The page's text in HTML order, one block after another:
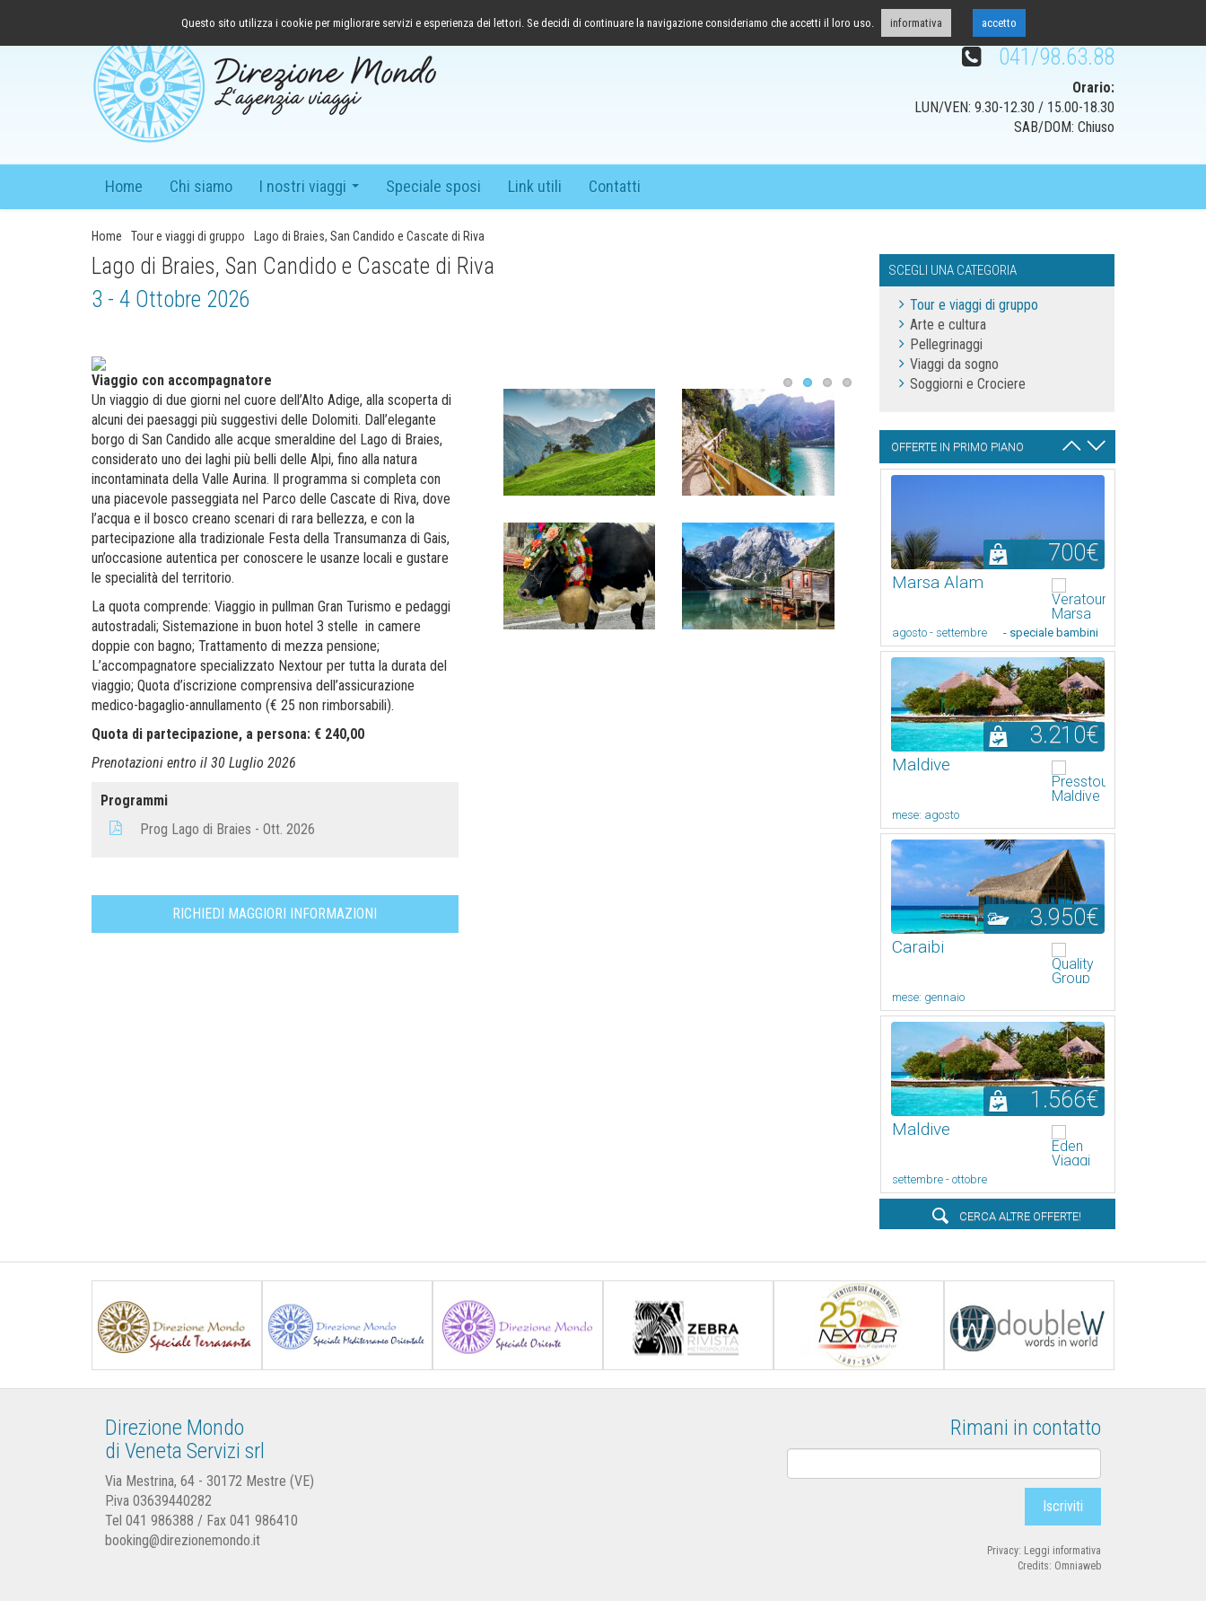
041/98.63.88
Orario:
LUN/VEN: 9.30-12.30 / 15.00-18.30
SAB/DOM: Chiuso
Home Chi siamo
I nostri viaggi
...
Speciale sposi Link utili Contatti
Home Tour e viaggi di gruppo Lago di Braies, San Candido e Cascate di Riva
Lago di Braies, San Candido e Cascate di Riva
3 - 4 Ottobre 2026
Viaggio con accompagnatore
Un viaggio di due giorni nel cuore dell’Alto Adige, alla scoperta di
alcuni dei paesaggi più suggestivi delle Dolomiti. Dall’elegante
borgo di San Candido alle acque smeraldine del Lago di Braies,
considerato uno dei laghi più belli delle Alpi, fino alla natura
incontaminata della Valle Aurina. Il programma si completa con
una piacevole passeggiata nel Parco delle Cascate di Riva, dove
l’acqua e il bosco creano scenari di rara bellezza, e con la
partecipazione alla tradizionale Festa della Transumanza di Gais,
un’occasione autentica per conoscere le usanze locali e gustare
le specialità del territorio.
La quota comprende: Viaggio in pullman Gran Turismo e pedaggi
autostradali; Sistemazione in buon hotel 3 stelle in camere
doppie con bagno; Trattamento di mezza pensione;
L’accompagnatore specializzato Nextour per tutta la durata del
viaggio; Quota d’iscrizione comprensiva dell’assicurazione
medico-bagaglio-annullamento (€ 25 non rimborsabili).
Quota di partecipazione, a persona: € 240,00
Prenotazioni entro il 30 Luglio 2026
Programmi
Prog Lago di Braies - Ott. 2026
RICHIEDI MAGGIORI INFORMAZIONI
SCEGLI UNA CATEGORIA
Tour e viaggi di gruppo
Arte e cultura
Pellegrinaggi
Viaggi da sogno
Soggiorni e Crociere
Direzione Mondo
di Veneta Servizi srl
Via Mestrina, 64 - 30172 Mestre (VE)
P.iva 03639440282
Tel 041 986388 / Fax 041 986410
booking@direzionemondo.it
Rimani in contatto
Privacy: Leggi informativa
Credits: Omniaweb
Questo sito utilizza i cookie per migliorare servizi e esperienza dei lettori. Se decidi di continuare la navigazione consideriamo che accetti il loro uso. informativa accetto